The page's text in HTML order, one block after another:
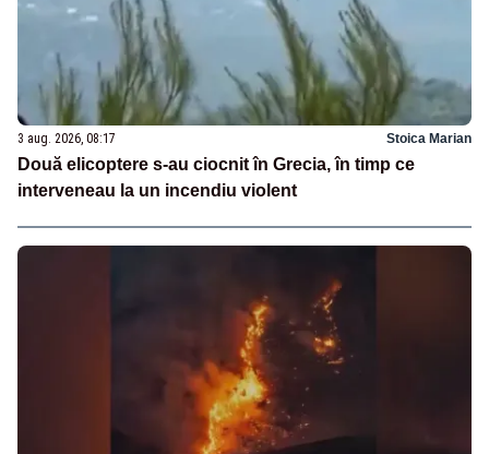
3 aug. 2026, 08:17 Stoica Marian
Două elicoptere s-au ciocnit în Grecia, în timp ce
interveneau la un incendiu violent